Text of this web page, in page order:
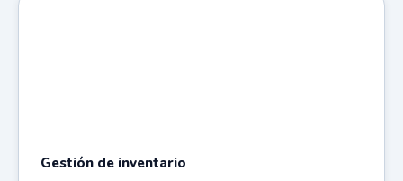
Gestión de inventario